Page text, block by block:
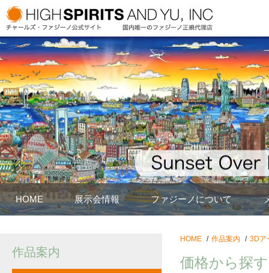
HOME 展示会情報 ファジーノについて
HOME 作品案内 3Dア
価格から探
作品案内